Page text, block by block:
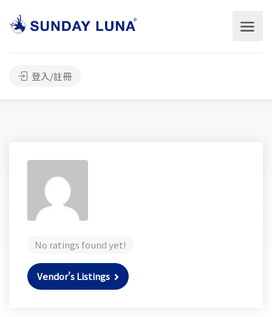
登入/註冊
No ratings found yet!
Vendor's Listings